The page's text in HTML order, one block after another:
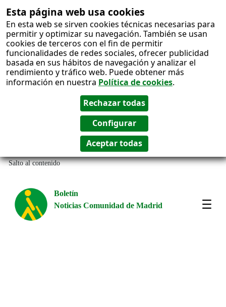
Esta página web usa cookies
En esta web se sirven cookies técnicas necesarias para
permitir y optimizar su navegación. También se usan
cookies de terceros con el fin de permitir
funcionalidades de redes sociales, ofrecer publicidad
basada en sus hábitos de navegación y analizar el
rendimiento y tráfico web. Puede obtener más
información en nuestra Política de cookies.
Salto al contenido
Boletín
Noticias Comunidad de Madrid